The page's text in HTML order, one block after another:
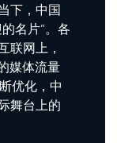
下，中国
名片”。各
联网上，
媒体流量
优化，中
舞台上的